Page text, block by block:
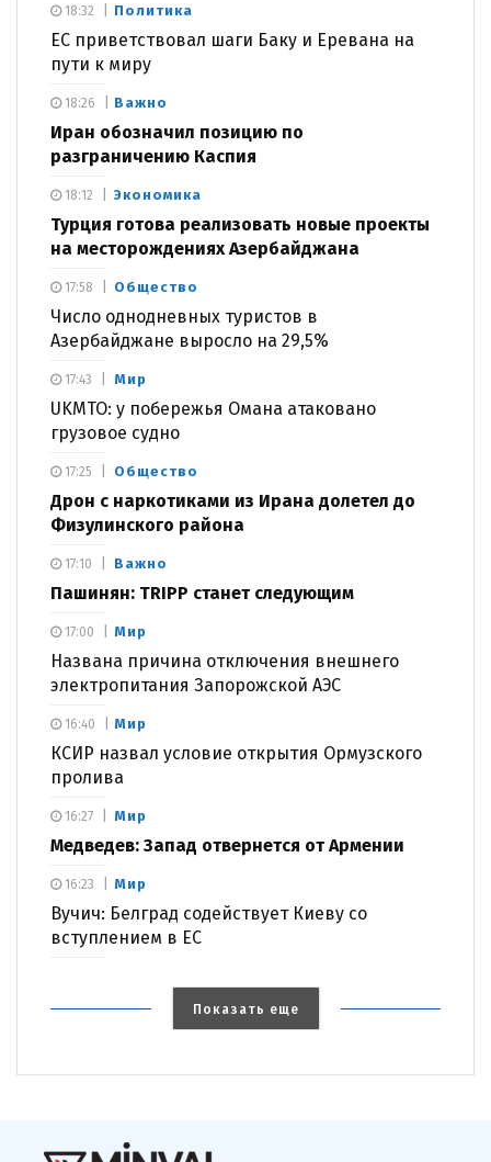
Политика
ЕС приветствовал шаги Баку и Еревана на
пути к миру
18:32
Важно
Иран обозначил позицию по
разграничению Каспия
18:26
Экономика
Турция готова реализовать новые проекты
на месторождениях Азербайджана
18:12
Общество
Число однодневных туристов в
Азербайджане выросло на 29,5%
17:58
Мир
UKMTO: у побережья Омана атаковано
грузовое судно
17:43
Общество
Дрон с наркотиками из Ирана долетел до
Физулинского района
17:25
Важно
Пашинян: TRIPP станет следующим
17:10
Мир
Названа причина отключения внешнего
электропитания Запорожской АЭС
17:00
Мир
КСИР назвал условие открытия Ормузского
пролива
16:40
Мир
Медведев: Запад отвернется от Армении
16:27
Мир
Вучич: Белград содействует Киеву со
вступлением в ЕС
16:23
Показать еще